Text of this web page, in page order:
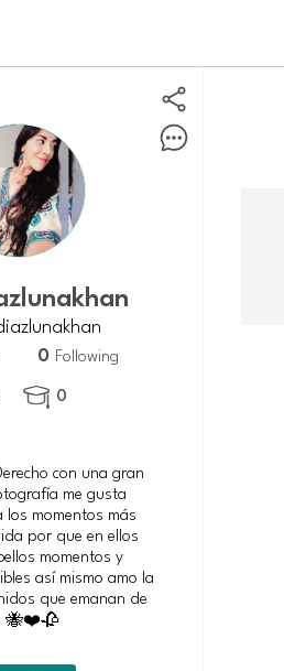
0 Following
 0
con una gran
me gusta
momentos más
por que en ellos
momentos y
así mismo amo la
que emanan de
🐝❤️🥀